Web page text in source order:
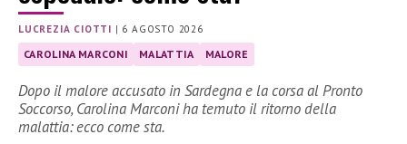
LUCREZIA CIOTTI | 6 AGOSTO 2026
CAROLINA MARCONI MALATTIA MALORE
Dopo il malore accusato in Sardegna e la corsa al Pronto
Soccorso, Carolina Marconi ha temuto il ritorno della
malattia: ecco come sta.